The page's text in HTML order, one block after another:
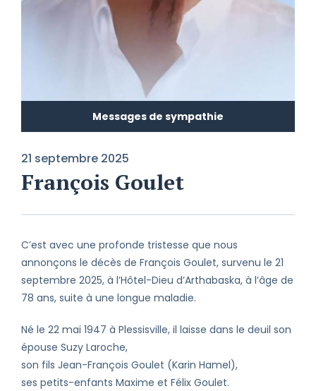
Messages de sympathie
21 septembre 2025
François Goulet
C’est avec une profonde tristesse que nous
annonçons le décès de François Goulet, survenu le 21
septembre 2025, à l’Hôtel-Dieu d’Arthabaska, à l’âge de
78 ans, suite à une longue maladie.
Né le 22 mai 1947 à Plessisville, il laisse dans le deuil son
épouse Suzy Laroche,
son fils Jean-François Goulet (Karin Hamel),
ses petits-enfants Maxime et Félix Goulet.